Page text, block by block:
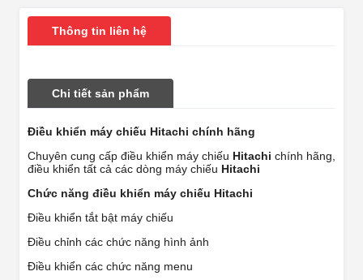
Thông tin liên hệ
Chi tiết sản phẩm
Điều khiển máy chiếu Hitachi chính hãng
Chuyên cung cấp điều khiển máy chiếu Hitachi chính hãng,
điều khiển tất cả các dòng máy chiếu Hitachi
Chức năng điều khiển máy chiếu Hitachi
Điều khiển tắt bật máy chiếu
Điều chỉnh các chức năng hình ảnh
Điều khiển các chức năng menu